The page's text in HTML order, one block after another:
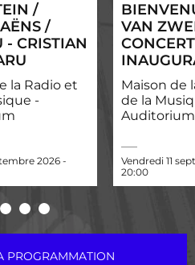
/
/
- CRISTIAN
la Radio et
-
2026 -
VAN
CONCERT
Maison de
de la
Auditorium
Vendredi 11
20:00
PROGRAMMATION